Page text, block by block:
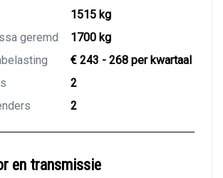
1515 kg
geremd
1700 kg
€ 243 - 268 per kwartaal
2
2
en transmissie